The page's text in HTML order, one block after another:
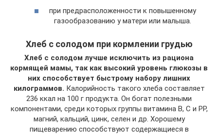
при предрасположенности к повышенному
газообразованию у матери или малыша.
Хлеб с солодом при кормлении грудью
Хлеб с солодом лучше исключить из рациона
кормящей мамы, так как высокий уровень глюкозы в
них способствует быстрому набору лишних
килограммов. Калорийность такого хлеба составляет
236 ккал на 100 г продукта. Он богат полезными
компонентами, среди которых группы витамина В, С и РР,
магний, кальций, цинк, селен и др. Хорошему
пищеварению способствуют содержащиеся в